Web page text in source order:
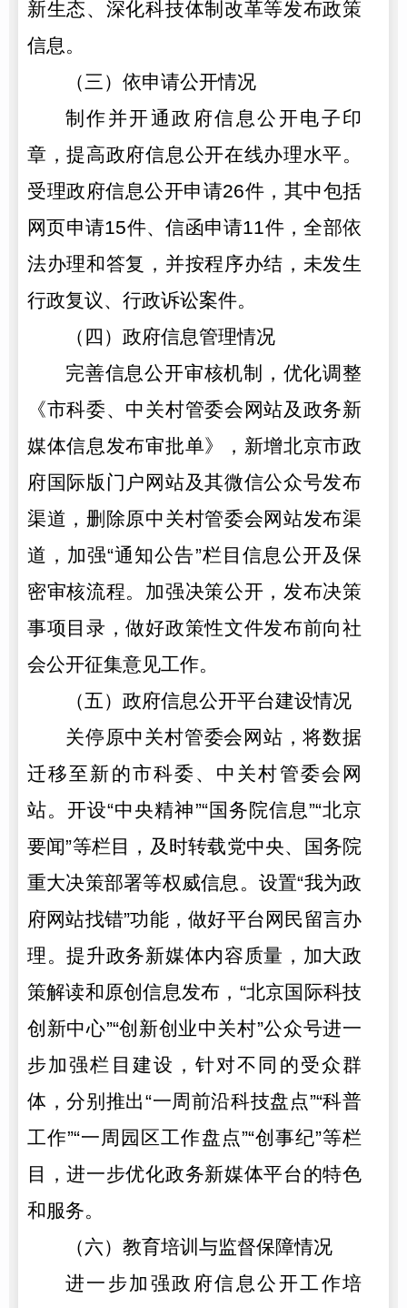
新生态、深化科技体制改革等发布政策
信息。
（三）依申请公开情况
制作并开通政府信息公开电子印
章，提高政府信息公开在线办理水平。
受理政府信息公开申请26件，其中包括
网页申请15件、信函申请11件，全部依
法办理和答复，并按程序办结，未发生
行政复议、行政诉讼案件。
（四）政府信息管理情况
完善信息公开审核机制，优化调整
《市科委、中关村管委会网站及政务新
媒体信息发布审批单》，新增北京市政
府国际版门户网站及其微信公众号发布
渠道，删除原中关村管委会网站发布渠
道，加强“通知公告”栏目信息公开及保
密审核流程。加强决策公开，发布决策
事项目录，做好政策性文件发布前向社
会公开征集意见工作。
（五）政府信息公开平台建设情况
关停原中关村管委会网站，将数据
迁移至新的市科委、中关村管委会网
站。开设“中央精神”“国务院信息”“北京
要闻”等栏目，及时转载党中央、国务院
重大决策部署等权威信息。设置“我为政
府网站找错”功能，做好平台网民留言办
理。提升政务新媒体内容质量，加大政
策解读和原创信息发布，“北京国际科技
创新中心”“创新创业中关村”公众号进一
步加强栏目建设，针对不同的受众群
体，分别推出“一周前沿科技盘点”“科普
工作”“一周园区工作盘点”“创事纪”等栏
目，进一步优化政务新媒体平台的特色
和服务。
（六）教育培训与监督保障情况
进一步加强政府信息公开工作培